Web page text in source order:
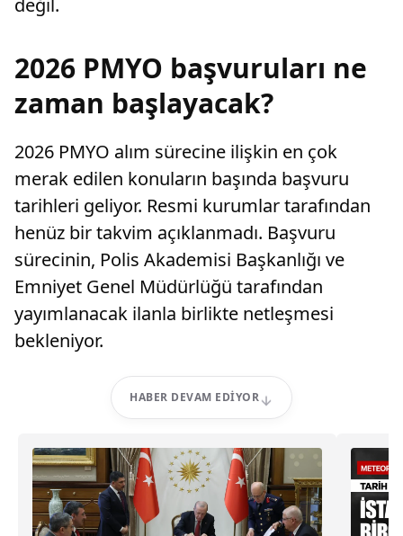
değil.
2026 PMYO başvuruları ne
zaman başlayacak?
2026 PMYO alım sürecine ilişkin en çok
merak edilen konuların başında başvuru
tarihleri geliyor. Resmi kurumlar tarafından
henüz bir takvim açıklanmadı. Başvuru
sürecinin, Polis Akademisi Başkanlığı ve
Emniyet Genel Müdürlüğü tarafından
yayımlanacak ilanla birlikte netleşmesi
bekleniyor.
HABER DEVAM EDIYOR